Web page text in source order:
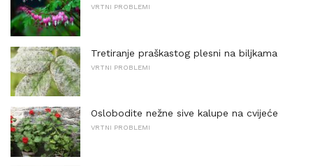
VRTNI PROBLEMI
Tretiranje praškastog plesni na biljkama
VRTNI PROBLEMI
Oslobodite nežne sive kalupe na cvijeće
VRTNI PROBLEMI